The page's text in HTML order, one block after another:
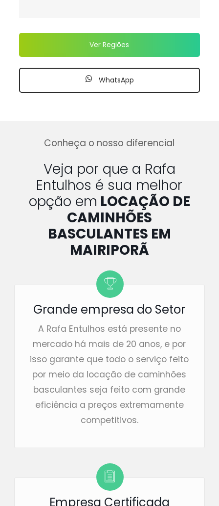
Ver Regiões
WhatsApp
Conheça o nosso diferencial
Veja por que a Rafa
Entulhos é sua melhor
opção em LOCAÇÃO DE
CAMINHÕES
BASCULANTES EM
MAIRIPORÃ
Grande empresa do Setor
A Rafa Entulhos está presente no
mercado há mais de 20 anos, e por
isso garante que todo o serviço feito
por meio da locação de caminhões
basculantes seja feito com grande
eficiência a preços extremamente
competitivos.
Empresa Certificada